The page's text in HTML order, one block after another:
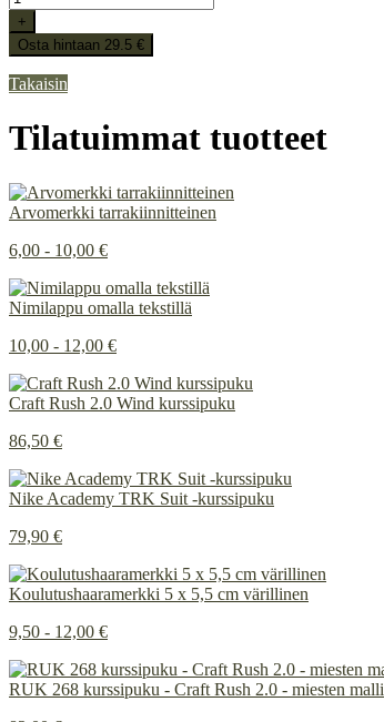
+
Osta hintaan 29.5 €
Takaisin
Tilatuimmat tuotteet
Arvomerkki tarrakiinnitteinen
6,00 - 10,00 €
Nimilappu omalla tekstillä
10,00 - 12,00 €
Craft Rush 2.0 Wind kurssipuku
86,50 €
Nike Academy TRK Suit -kurssipuku
79,90 €
Koulutushaaramerkki 5 x 5,5 cm värillinen
9,50 - 12,00 €
RUK 268 kurssipuku - Craft Rush 2.0 - miesten malli